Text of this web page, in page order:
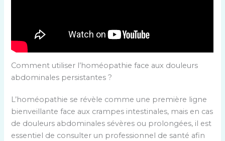
Comment utiliser l’homéopathie face aux douleurs
abdominales persistantes ?
L’homéopathie se révèle comme une première ligne
bienveillante face aux crampes intestinales, mais en cas
de douleurs abdominales sévères ou prolongées, il est
essentiel de consulter un professionnel de santé afin